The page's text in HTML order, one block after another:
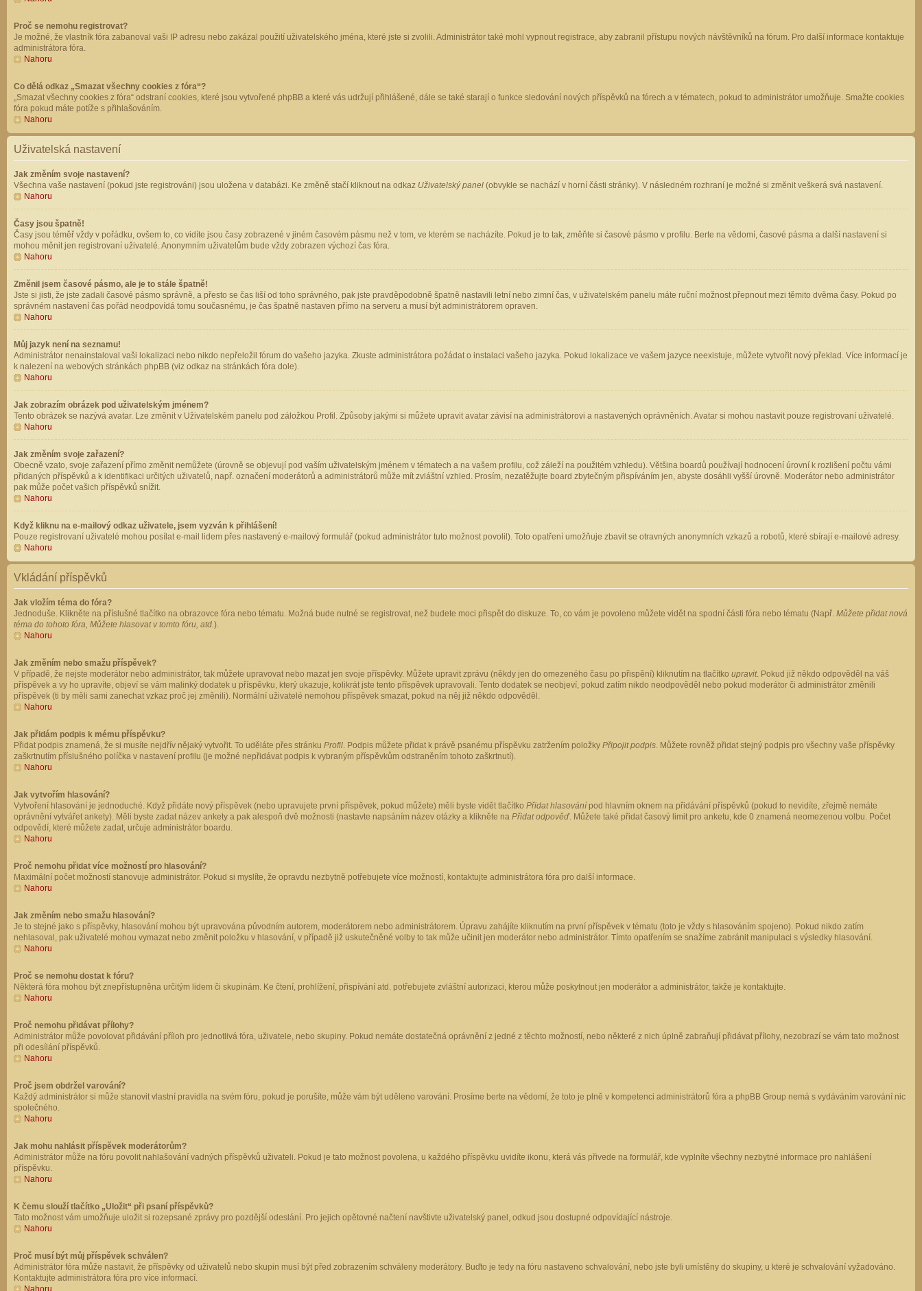
Proč se nemohu registrovat?
Je možné, že vlastník fóra zabanoval vaši IP adresu nebo zakázal použití uživatelského jména, které jste si zvolili. Administrátor také mohl vypnout registrace, aby zabranil přístupu nových návštěvníků na fórum. Pro další informace kontaktuje
administrátora fóra.
Nahoru
Co dělá odkaz „Smazat všechny cookies z fóra“?
„Smazat všechny cookies z fóra“ odstraní cookies, které jsou vytvořené phpBB a které vás udržují přihlášené, dále se také starají o funkce sledování nových příspěvků na fórech a v tématech, pokud to administrátor umožňuje. Smažte cookies
fóra pokud máte potíže s přihlašováním.
Nahoru
Uživatelská nastavení
Jak změním svoje nastavení?
Všechna vaše nastavení (pokud jste registrováni) jsou uložena v databázi. Ke změně stačí kliknout na odkaz Uživatelský panel (obvykle se nachází v horní části stránky). V následném rozhraní je možné si změnit veškerá svá nastavení.
Nahoru
Časy jsou špatně!
Časy jsou téměř vždy v pořádku, ovšem to, co vidíte jsou časy zobrazené v jiném časovém pásmu než v tom, ve kterém se nacházíte. Pokud je to tak, změňte si časové pásmo v profilu. Berte na vědomí, časové pásma a další nastavení si
mohou měnit jen registrovaní uživatelé. Anonymním uživatelům bude vždy zobrazen výchozí čas fóra.
Nahoru
Změnil jsem časové pásmo, ale je to stále špatně!
Jste si jisti, že jste zadali časové pásmo správně, a přesto se čas liší od toho správného, pak jste pravděpodobně špatně nastavili letní nebo zimní čas, v uživatelském panelu máte ruční možnost přepnout mezi těmito dvěma časy. Pokud po
správném nastavení čas pořád neodpovídá tomu současnému, je čas špatně nastaven přímo na serveru a musí být administrátorem opraven.
Nahoru
Můj jazyk není na seznamu!
Administrátor nenainstaloval vaši lokalizaci nebo nikdo nepřeložil fórum do vašeho jazyka. Zkuste administrátora požádat o instalaci vašeho jazyka. Pokud lokalizace ve vašem jazyce neexistuje, můžete vytvořit nový překlad. Více informací je
k nalezení na webových stránkách phpBB (viz odkaz na stránkách fóra dole).
Nahoru
Jak zobrazím obrázek pod uživatelským jménem?
Tento obrázek se nazývá avatar. Lze změnit v Uživatelském panelu pod záložkou Profil. Způsoby jakými si můžete upravit avatar závisí na administrátorovi a nastavených oprávněních. Avatar si mohou nastavit pouze registrovaní uživatelé.
Nahoru
Jak změním svoje zařazení?
Obecně vzato, svoje zařazení přímo změnit nemůžete (úrovně se objevují pod vaším uživatelským jménem v tématech a na vašem profilu, což záleží na použitém vzhledu). Většina boardů používají hodnocení úrovní k rozlišení počtu vámi
přidaných příspěvků a k identifikaci určitých uživatelů, např. označení moderátorů a administrátorů může mít zvláštní vzhled. Prosím, nezatěžujte board zbytečným přispíváním jen, abyste dosáhli vyšší úrovně. Moderátor nebo administrátor
pak může počet vašich příspěvků snížit.
Nahoru
Když kliknu na e-mailový odkaz uživatele, jsem vyzván k přihlášení!
Pouze registrovaní uživatelé mohou posílat e-mail lidem přes nastavený e-mailový formulář (pokud administrátor tuto možnost povolil). Toto opatření umožňuje zbavit se otravných anonymních vzkazů a robotů, které sbírají e-mailové adresy.
Nahoru
Vkládání příspěvků
Jak vložím téma do fóra?
Jednoduše. Klikněte na příslušné tlačítko na obrazovce fóra nebo tématu. Možná bude nutné se registrovat, než budete moci přispět do diskuze. To, co vám je povoleno můžete vidět na spodní části fóra nebo tématu (Např. Můžete přidat nová
téma do tohoto fóra, Můžete hlasovat v tomto fóru, atd.).
Nahoru
Jak změním nebo smažu příspěvek?
V případě, že nejste moderátor nebo administrátor, tak můžete upravovat nebo mazat jen svoje příspěvky. Můžete upravit zprávu (někdy jen do omezeného času po přispění) kliknutím na tlačítko upravit. Pokud již někdo odpověděl na váš
příspěvek a vy ho upravíte, objeví se vám malinký dodatek u příspěvku, který ukazuje, kolikrát jste tento příspěvek upravovali. Tento dodatek se neobjeví, pokud zatím nikdo neodpověděl nebo pokud moderátor či administrátor změnili
příspěvek (ti by měli sami zanechat vzkaz proč jej změnili). Normální uživatelé nemohou příspěvek smazat, pokud na něj již někdo odpověděl.
Nahoru
Jak přidám podpis k mému příspěvku?
Přidat podpis znamená, že si musíte nejdřív nějaký vytvořit. To uděláte přes stránku Profil. Podpis můžete přidat k právě psanému příspěvku zatržením položky Připojit podpis. Můžete rovněž přidat stejný podpis pro všechny vaše příspěvky
zaškrtnutím příslušného políčka v nastavení profilu (je možné nepřidávat podpis k vybraným příspěvkům odstraněním tohoto zaškrtnutí).
Nahoru
Jak vytvořím hlasování?
Vytvoření hlasování je jednoduché. Když přidáte nový příspěvek (nebo upravujete první příspěvek, pokud můžete) měli byste vidět tlačítko Přidat hlasování pod hlavním oknem na přidávání příspěvků (pokud to nevidíte, zřejmě nemáte
oprávnění vytvářet ankety). Měli byste zadat název ankety a pak alespoň dvě možnosti (nastavte napsáním název otázky a klikněte na Přidat odpověď. Můžete také přidat časový limit pro anketu, kde 0 znamená neomezenou volbu. Počet
odpovědí, které můžete zadat, určuje administrátor boardu.
Nahoru
Proč nemohu přidat více možností pro hlasování?
Maximální počet možností stanovuje administrátor. Pokud si myslíte, že opravdu nezbytně potřebujete více možností, kontaktujte administrátora fóra pro další informace.
Nahoru
Jak změním nebo smažu hlasování?
Je to stejné jako s příspěvky, hlasování mohou být upravována původním autorem, moderátorem nebo administrátorem. Úpravu zahájíte kliknutím na první příspěvek v tématu (toto je vždy s hlasováním spojeno). Pokud nikdo zatím
nehlasoval, pak uživatelé mohou vymazat nebo změnit položku v hlasování, v případě již uskutečněné volby to tak může učinit jen moderátor nebo administrátor. Tímto opatřením se snažíme zabránit manipulaci s výsledky hlasování.
Nahoru
Proč se nemohu dostat k fóru?
Některá fóra mohou být znepřístupněna určitým lidem či skupinám. Ke čtení, prohlížení, přispívání atd. potřebujete zvláštní autorizaci, kterou může poskytnout jen moderátor a administrátor, takže je kontaktujte.
Nahoru
Proč nemohu přidávat přílohy?
Administrátor může povolovat přidávání příloh pro jednotlivá fóra, uživatele, nebo skupiny. Pokud nemáte dostatečná oprávnění z jedné z těchto možností, nebo některé z nich úplně zabraňují přidávat přílohy, nezobrazí se vám tato možnost
při odesílání příspěvků.
Nahoru
Proč jsem obdržel varování?
Každý administrátor si může stanovit vlastní pravidla na svém fóru, pokud je porušíte, může vám být uděleno varování. Prosíme berte na vědomí, že toto je plně v kompetenci administrátorů fóra a phpBB Group nemá s vydáváním varování nic
společného.
Nahoru
Jak mohu nahlásit příspěvek moderátorům?
Administrátor může na fóru povolit nahlašování vadných příspěvků uživateli. Pokud je tato možnost povolena, u každého příspěvku uvidíte ikonu, která vás přivede na formulář, kde vyplníte všechny nezbytné informace pro nahlášení
příspěvku.
Nahoru
K čemu slouží tlačítko „Uložit“ při psaní příspěvků?
Tato možnost vám umožňuje uložit si rozepsané zprávy pro pozdější odeslání. Pro jejich opětovné načtení navštivte uživatelský panel, odkud jsou dostupné odpovídající nástroje.
Nahoru
Proč musí být můj příspěvek schválen?
Administrátor fóra může nastavit, že příspěvky od uživatelů nebo skupin musí být před zobrazením schváleny moderátory. Buďto je tedy na fóru nastaveno schvalování, nebo jste byli umístěny do skupiny, u které je schvalování vyžadováno.
Kontaktujte administrátora fóra pro více informací.
Nahoru